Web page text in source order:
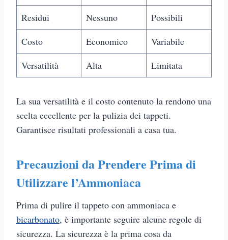
Residui Nessuno
Possibili
Costo
Economico
Variabile
Versatilità
Alta Limitata
La sua versatilità e il costo contenuto la rendono una
scelta eccellente per la pulizia dei tappeti.
Garantisce risultati professionali a casa tua.
Precauzioni da Prendere Prima di
Utilizzare l’Ammoniaca
Prima di pulire il tappeto con ammoniaca e
bicarbonato, è importante seguire alcune regole di
sicurezza. La sicurezza è la prima cosa da